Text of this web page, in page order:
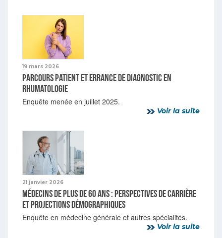
19 mars 2026
Parcours patient et errance de diagnostic en
rhumatologie
Enquête menée en juillet 2025.
Voir la suite
21 janvier 2026
Médecins de plus de 60 ans : perspectives de carrière
et projections démographiques
Enquête en médecine générale et autres spécialités.
Voir la suite